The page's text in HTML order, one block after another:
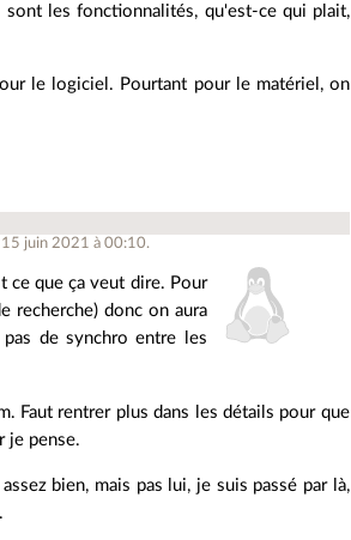
les fonctionnalités, qu'est-ce qui plait,
le logiciel. Pourtant pour le matériel, on
juin 2021 à 00:10.
ce que ça veut dire. Pour
recherche) donc on aura
de synchro entre les
Faut rentrer plus dans les détails pour que
je pense.
bien, mais pas lui, je suis passé par là,